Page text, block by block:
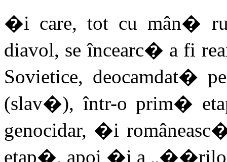
�i care, tot cu mân�
diavol, se încearc� a fi
Sovietice, deocamdat�
(slav�), într-o prim�
genocidar, �i
etap�, apoi �i a „��rilor